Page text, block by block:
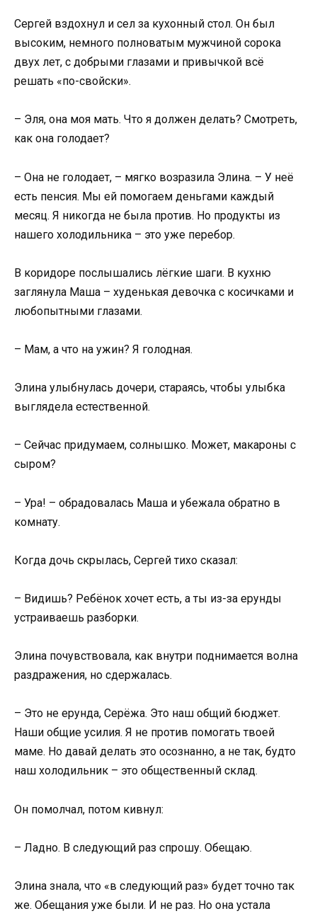
Сергей вздохнул и сел за кухонный стол. Он был
высоким, немного полноватым мужчиной сорока
двух лет, с добрыми глазами и привычкой всё
решать «по-свойски».
– Эля, она моя мать. Что я должен делать? Смотреть,
как она голодает?
– Она не голодает, – мягко возразила Элина. – У неё
есть пенсия. Мы ей помогаем деньгами каждый
месяц. Я никогда не была против. Но продукты из
нашего холодильника – это уже перебор.
В коридоре послышались лёгкие шаги. В кухню
заглянула Маша – худенькая девочка с косичками и
любопытными глазами.
– Мам, а что на ужин? Я голодная.
Элина улыбнулась дочери, стараясь, чтобы улыбка
выглядела естественной.
– Сейчас придумаем, солнышко. Может, макароны с
сыром?
– Ура! – обрадовалась Маша и убежала обратно в
комнату.
Когда дочь скрылась, Сергей тихо сказал:
– Видишь? Ребёнок хочет есть, а ты из-за ерунды
устраиваешь разборки.
Элина почувствовала, как внутри поднимается волна
раздражения, но сдержалась.
– Это не ерунда, Серёжа. Это наш общий бюджет.
Наши общие усилия. Я не против помогать твоей
маме. Но давай делать это осознанно, а не так, будто
наш холодильник – это общественный склад.
Он помолчал, потом кивнул:
– Ладно. В следующий раз спрошу. Обещаю.
Элина знала, что «в следующий раз» будет точно так
же. Обещания уже были. И не раз. Но она устала